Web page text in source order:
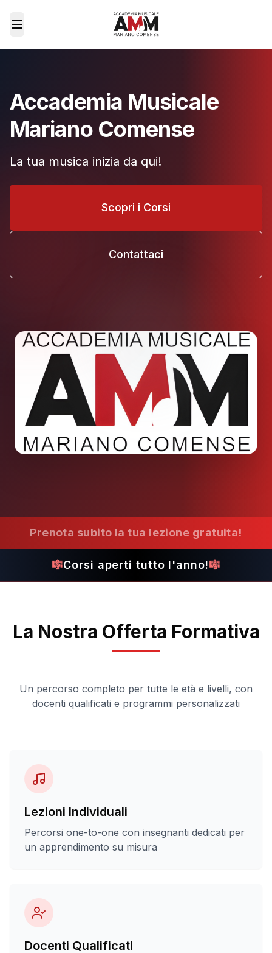
Toggle menu
Accademia Musicale
Mariano Comense
La tua musica inizia da qui!
Scopri i Corsi
Contattaci
Prenota subito la tua lezione gratuita!
🎼Corsi aperti tutto l'anno!🎼
La Nostra Offerta Formativa
Un percorso completo per tutte le età e livelli, con
docenti qualificati e programmi personalizzati
Lezioni Individuali
Percorsi one-to-one con insegnanti dedicati per
un apprendimento su misura
Docenti Qualificati